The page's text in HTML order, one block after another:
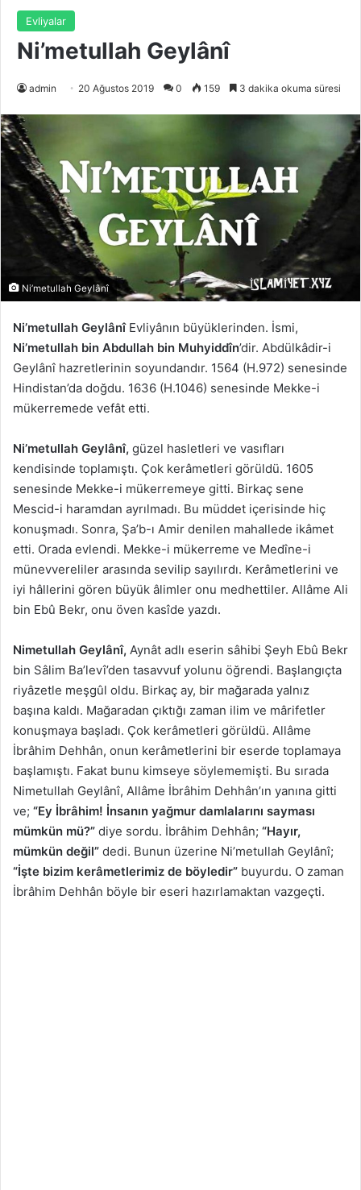
Evliyalar
Ni’metullah Geylânî
admin 20 Ağustos 2019 0 159 3 dakika okuma süresi
Ni’metullah Geylânî
Ni’metullah GeylânîEvliyânın büyüklerinden. İsmi,
Ni’metullah bin Abdullah bin Muhyiddîn’dir. Abdülkâdir-i
Geylânî hazretlerinin soyundandır. 1564 (H.972) senesinde
Hindistan’da doğdu. 1636 (H.1046) senesinde Mekke-i
mükerremede vefât etti.
Ni’metullah Geylânî, güzel hasletleri ve vasıfları
kendisinde toplamıştı. Çok kerâmetleri görüldü. 1605
senesinde Mekke-i mükerremeye gitti. Birkaç sene
Mescid-i haramdan ayrılmadı. Bu müddet içerisinde hiç
konuşmadı. Sonra, Şa’b-ı Amir denilen mahallede ikâmet
etti. Orada evlendi. Mekke-i mükerreme ve Medîne-i
münevvereliler arasında sevilip sayılırdı. Kerâmetlerini ve
iyi hâllerini gören büyük âlimler onu medhettiler. Allâme Ali
bin Ebû Bekr, onu öven kasîde yazdı.
Nimetullah Geylânî, Aynât adlı eserin sâhibi Şeyh Ebû Bekr
bin Sâlim Ba’levî’den tasavvuf yolunu öğrendi. Başlangıçta
riyâzetle meşgûl oldu. Birkaç ay, bir mağarada yalnız
başına kaldı. Mağaradan çıktığı zaman ilim ve mârifetler
konuşmaya başladı. Çok kerâmetleri görüldü. Allâme
İbrâhim Dehhân, onun kerâmetlerini bir eserde toplamaya
başlamıştı. Fakat bunu kimseye söylememişti. Bu sırada
Nimetullah Geylânî, Allâme İbrâhim Dehhân’ın yanına gitti
ve; “Ey İbrâhim! İnsanın yağmur damlalarını sayması
mümkün mü?” diye sordu. İbrâhim Dehhân; “Hayır,
mümkün değil” dedi. Bunun üzerine Ni’metullah Geylânî;
“İşte bizim kerâmetlerimiz de böyledir” buyurdu. O zaman
İbrâhim Dehhân böyle bir eseri hazırlamaktan vazgeçti.